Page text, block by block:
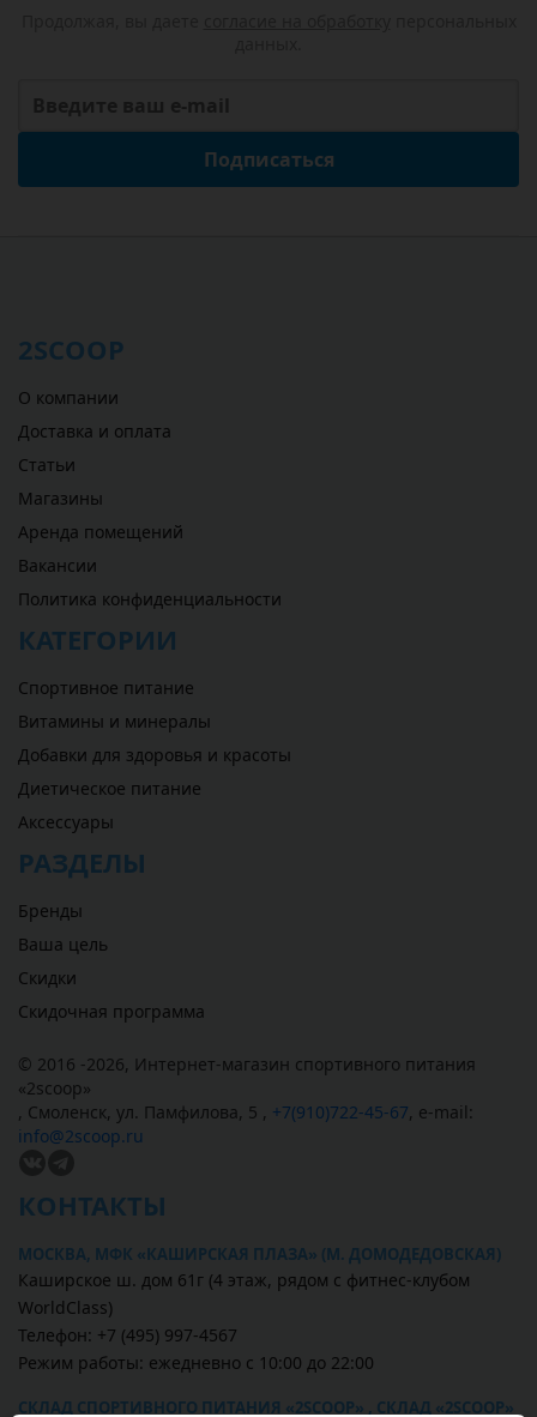
Подписаться
2SCOOP
О компании
Доставка и оплата
Статьи
Магазины
Аренда помещений
Вакансии
Политика конфиденциальности
КАТЕГОРИИ
Спортивное питание
Витамины и минералы
Добавки для здоровья и красоты
Диетическое питание
Аксессуары
РАЗДЕЛЫ
Бренды
Ваша цель
Скидки
Скидочная программа
© 2016 -2026, Интернет-магазин спортивного питания
«2scoop»
, Смоленск, ул. Памфилова, 5 , +7(910)722-45-67, e-mail:
info@2scoop.ru
КОНТАКТЫ
МОСКВА, МФК «КАШИРСКАЯ ПЛАЗА» (М. ДОМОДЕДОВСКАЯ)
Каширское ш. дом 61г (4 этаж, рядом с фитнес-клубом
WorldClass)
Телефон: +7 (495) 997-4567
Режим работы: ежедневно с 10:00 до 22:00
СКЛАД СПОРТИВНОГО ПИТАНИЯ «2SCOOP» , СКЛАД «2SCOOP»